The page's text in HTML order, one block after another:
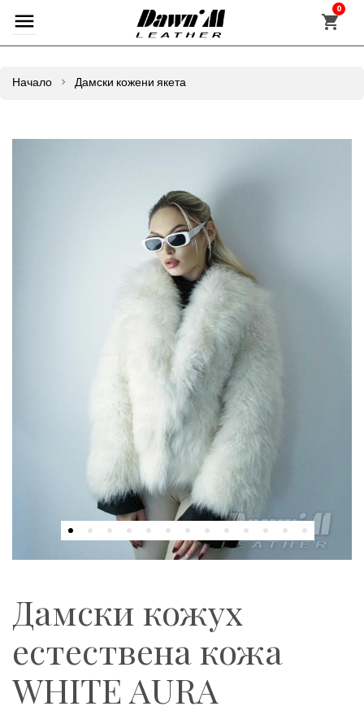
0
Начало Дамски кожени якета
Дамски кожух
естествена кожа
WHITE AURA